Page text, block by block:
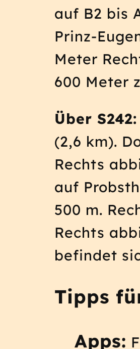
auf B2 bis
Prinz-
Meter
600 Meter
Über S242:
(2,6 km).
Rechts
auf
500 m.
Rechts
befindet
Tipps
Apps: